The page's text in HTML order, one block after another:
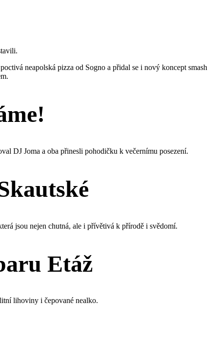
neapolská pizza od Sogno a přidal se i nový koncept smash
DJ Joma a oba přinesli pohodičku k večernímu posezení.
jsou nejen chutná, ale i přívětivá k přírodě i svědomí.
Etáž
lihoviny i čepované nealko.